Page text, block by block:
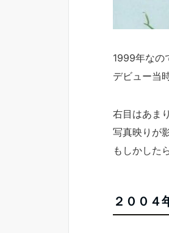
1999年なの
デビュー当
右目はあま
写真映りが
もしかした
２００４